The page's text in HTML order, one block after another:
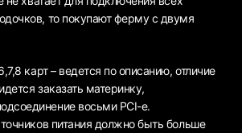
то покупают ферму с двумя
карт – ведется по описанию, отличие
заказать материнку,
восьми PCI-e.
питания должно быть больше